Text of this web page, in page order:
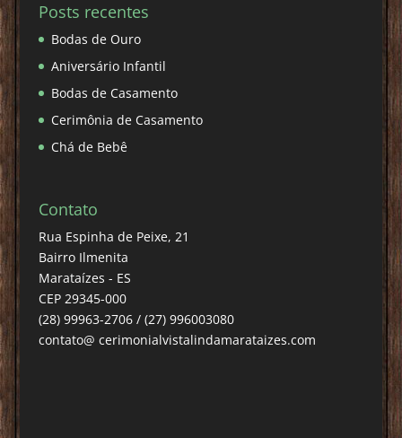
Posts recentes
Bodas de Ouro
Aniversário Infantil
Bodas de Casamento
Cerimônia de Casamento
Chá de Bebê
Contato
Rua Espinha de Peixe, 21
Bairro Ilmenita
Marataízes - ES
CEP 29345-000
(28) 99963-2706 / (27) 996003080
contato@ cerimonialvistalindamarataizes.com